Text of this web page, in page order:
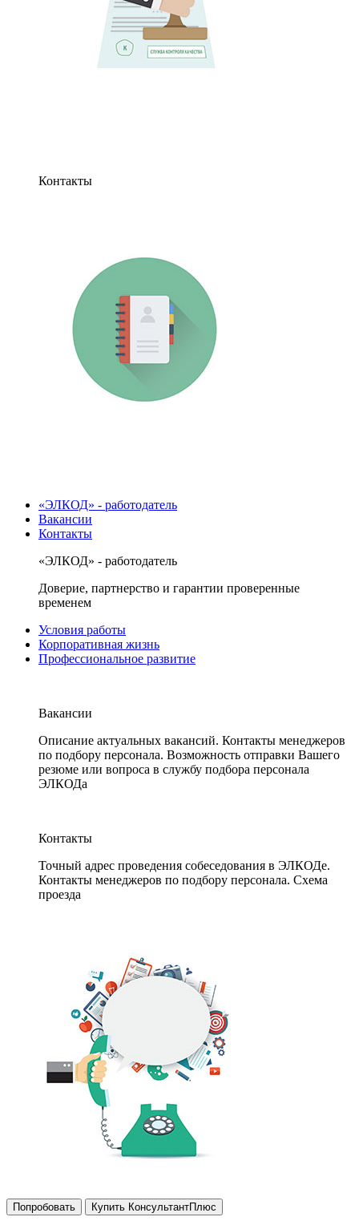
Контакты
«ЭЛКОД» - работодатель
Вакансии
Контакты
«ЭЛКОД» - работодатель
Доверие, партнерство и гарантии проверенные
временем
Условия работы
Корпоративная жизнь
Профессиональное развитие
Вакансии
Описание актуальных вакансий. Контакты менеджеров
по подбору персонала. Возможность отправки Вашего
резюме или вопроса в службу подбора персонала
ЭЛКОДа
Контакты
Точный адрес проведения собеседования в ЭЛКОДе.
Контакты менеджеров по подбору персонала. Схема
проезда
Попробовать Купить КонсультантПлюс